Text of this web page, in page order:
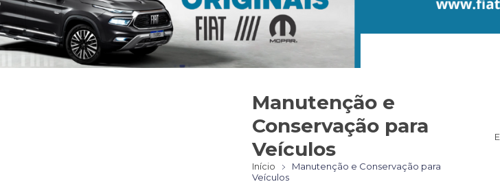
Manutenção e
Conservação para
Veículos
Início
Manutenção e Conservação para
Veículos